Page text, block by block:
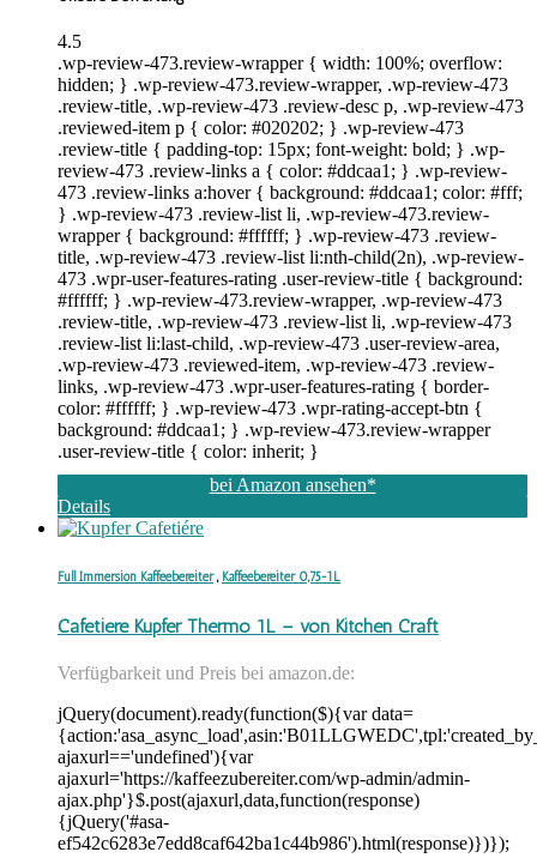
4.5
.wp-review-473.review-wrapper { width: 100%; overflow:
hidden; } .wp-review-473.review-wrapper, .wp-review-473
.review-title, .wp-review-473 .review-desc p, .wp-review-473
.reviewed-item p { color: #020202; } .wp-review-473
.review-title { padding-top: 15px; font-weight: bold; } .wp-
review-473 .review-links a { color: #ddcaa1; } .wp-review-
473 .review-links a:hover { background: #ddcaa1; color: #fff;
} .wp-review-473 .review-list li, .wp-review-473.review-
wrapper { background: #ffffff; } .wp-review-473 .review-
title, .wp-review-473 .review-list li:nth-child(2n), .wp-review-
473 .wpr-user-features-rating .user-review-title { background:
#ffffff; } .wp-review-473.review-wrapper, .wp-review-473
.review-title, .wp-review-473 .review-list li, .wp-review-473
.review-list li:last-child, .wp-review-473 .user-review-area,
.wp-review-473 .reviewed-item, .wp-review-473 .review-
links, .wp-review-473 .wpr-user-features-rating { border-
color: #ffffff; } .wp-review-473 .wpr-rating-accept-btn {
background: #ddcaa1; } .wp-review-473.review-wrapper
.user-review-title { color: inherit; }
bei Amazon ansehen*
Details
Full Immersion Kaffeebereiter, Kaffeebereiter 0,75-1L
Cafetiére Kupfer Thermo 1L – von Kitchen Craft
Verfügbarkeit und Preis bei amazon.de:
jQuery(document).ready(function($){var data=
ajaxurl=='undefined'){var
ajaxurl='https://kaffeezubereiter.com/wp-admin/admin-
ajax.php'}$.post(ajaxurl,data,function(response)
{jQuery('#asa-
ef542c6283e7edd8caf642ba1c44b986').html(response)})});